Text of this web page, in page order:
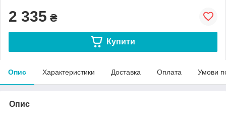
2 335 ₴
Купити
Опис Характеристики Доставка Оплата Умови
Опис